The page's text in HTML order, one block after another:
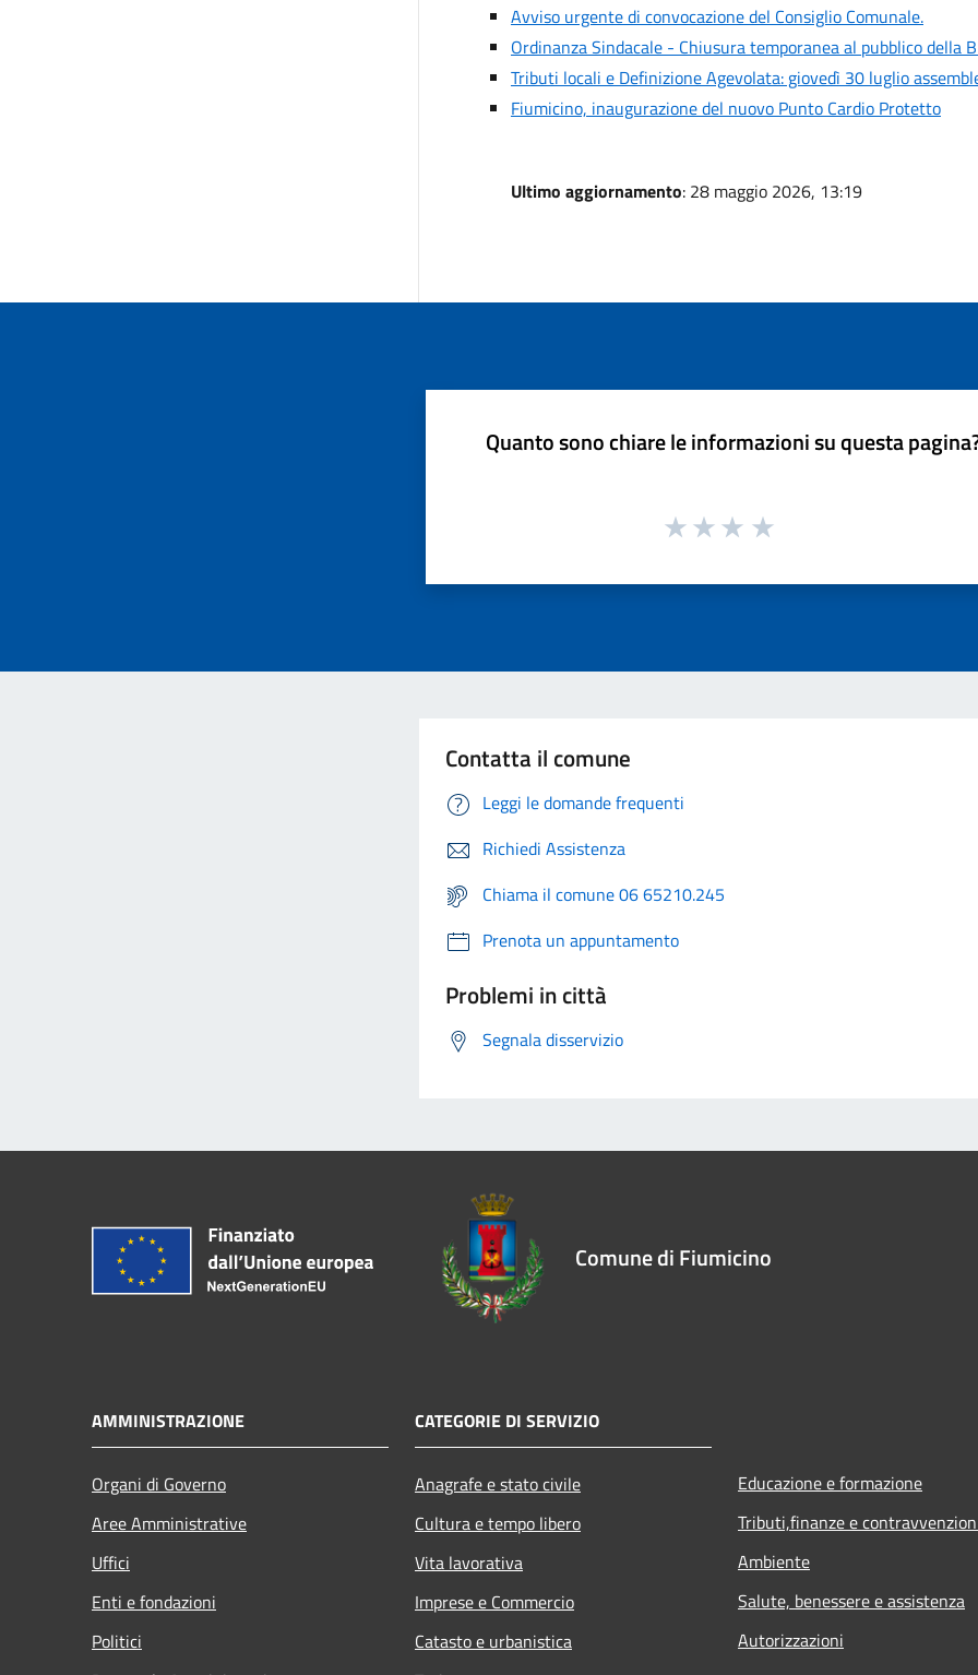
Avviso urgente di convocazione del Consiglio Comunale.
Ordinanza Sindacale - Chiusura temporanea al pubblico della
Tributi locali e Definizione Agevolata: giovedì 30 luglio
Fiumicino, inaugurazione del nuovo Punto Cardio Protetto
Ultimo aggiornamento: 28 maggio 2026, 13:19
Quanto sono chiare le informazioni su questa
Contatta il comune
Leggi le domande frequenti
Richiedi Assistenza
Chiama il comune 06 65210.245
Prenota un appuntamento
Problemi in città
Segnala disservizio
Comune di Fiumicino
AMMINISTRAZIONE
Organi di Governo
Aree Amministrative
Uffici
Enti e fondazioni
Politici
CATEGORIE DI SERVIZIO
Anagrafe e stato civile
Cultura e tempo libero
Vita lavorativa
Imprese e Commercio
Catasto e urbanistica
Educazione e formazione
Tributi,finanze e
Ambiente
Salute, benessere e assistenza
Autorizzazioni